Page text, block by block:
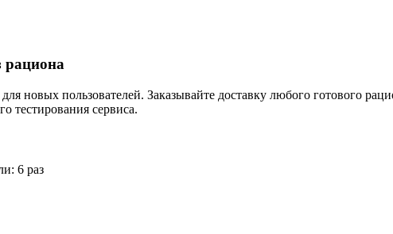
рациона
новых пользователей. Заказывайте доставку любого готового
тестирования сервиса.
6 раз